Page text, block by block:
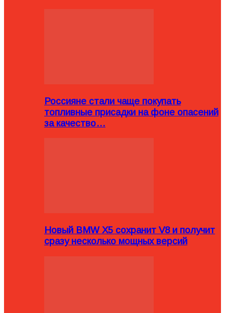
Россияне стали чаще покупать
топливные присадки на фоне опасений
за качество…
Новый BMW X5 сохранит V8 и получит
сразу несколько мощных версий